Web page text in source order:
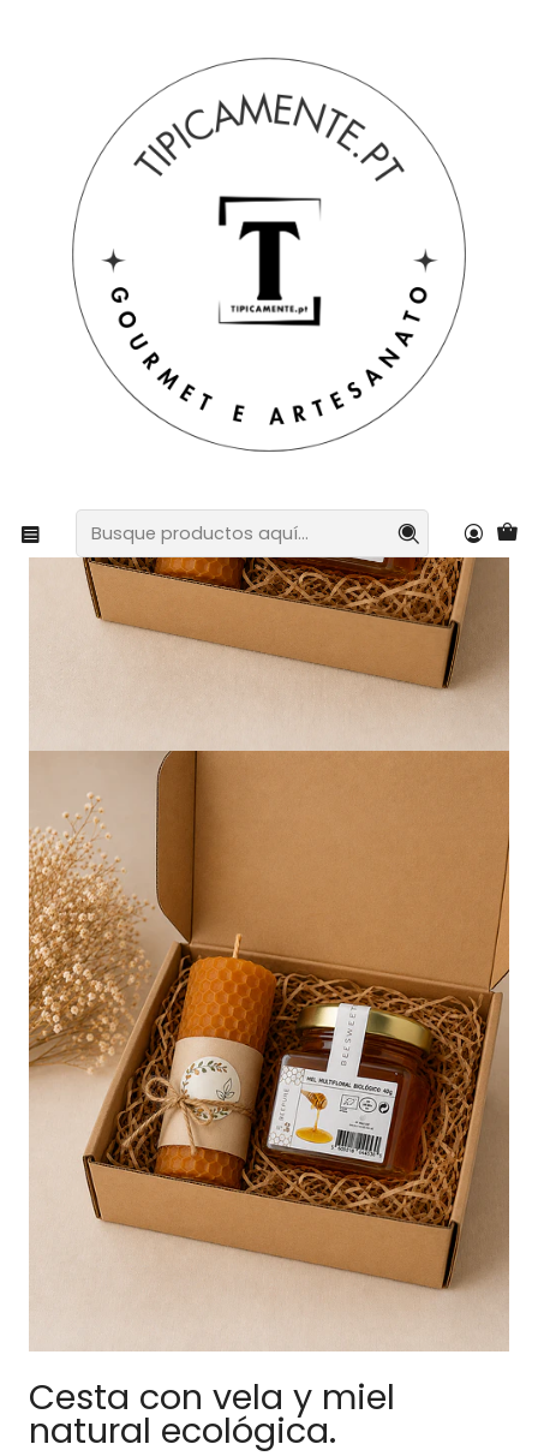
Sugerencias de regalos Cestas y paquetes
Cesta con vela y miel natural ecológica.
Cesta con vela y miel
natural ecológica.